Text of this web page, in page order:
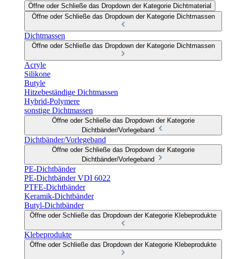
Öffne oder Schließe das Dropdown der Kategorie Dichtmaterial
Öffne oder Schließe das Dropdown der Kategorie Dichtmassen
Dichtmassen
Öffne oder Schließe das Dropdown der Kategorie Dichtmassen
Acryle
Silikone
Butyle
Hitzebeständige Dichtmassen
Hybrid-Polymere
sonstige Dichtmassen
Öffne oder Schließe das Dropdown der Kategorie
Dichtbänder/Vorlegeband
Dichtbänder/Vorlegeband
Öffne oder Schließe das Dropdown der Kategorie
Dichtbänder/Vorlegeband
PE-Dichtbänder
PE-Dichtbänder VDI 6022
PTFE-Dichtbänder
Keramik-Dichtbänder
Butyl-Dichtbänder
Öffne oder Schließe das Dropdown der Kategorie Klebeprodukte
Klebeprodukte
Öffne oder Schließe das Dropdown der Kategorie Klebeprodukte